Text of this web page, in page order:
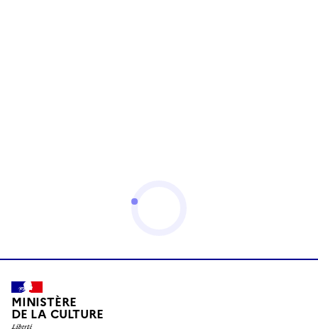
MINISTÈRE
DE LA CULTURE